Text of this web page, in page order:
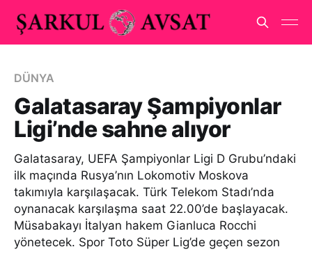
DÜNYA
Galatasaray Şampiyonlar
Ligi’nde sahne alıyor
Galatasaray, UEFA Şampiyonlar Ligi D Grubu’ndaki
ilk maçında Rusya’nın Lokomotiv Moskova
takımıyla karşılaşacak. Türk Telekom Stadı’nda
oynanacak karşılaşma saat 22.00’de başlayacak.
Müsabakayı İtalyan hakem Gianluca Rocchi
yönetecek. Spor Toto Süper Lig’de geçen sezon